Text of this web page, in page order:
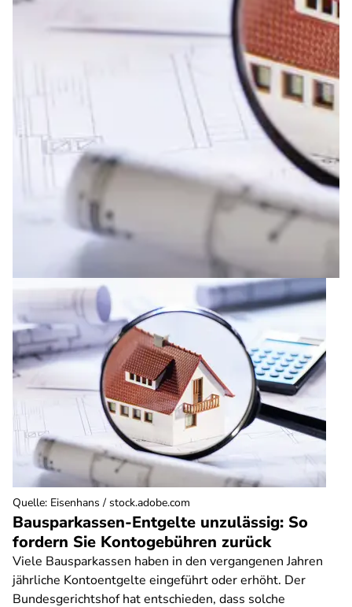
Bausparkassen-Entgelte unzulässig: So
fordern Sie Kontogebühren zurück
Viele Bausparkassen haben in den vergangenen Jahren
jährliche Kontoentgelte eingeführt oder erhöht. Der
Bundesgerichtshof hat entschieden, dass solche
Quelle: Eisenhans / stock.adobe.com